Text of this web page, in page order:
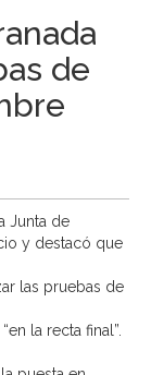
de
Junta de
y destacó que
las pruebas de
la recta final”.